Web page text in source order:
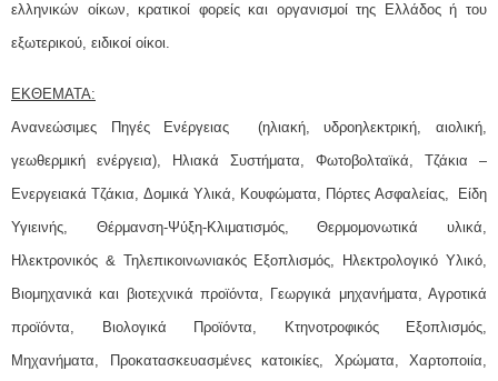
ελληνικών οίκων, κρατικοί φορείς και οργανισμοί της Ελλάδος ή του
εξωτερικού, ειδικοί οίκοι.
ΕΚΘΕΜΑΤΑ:
Ανανεώσιμες Πηγές Ενέργειας (ηλιακή, υδροηλεκτρική, αιολική,
γεωθερμική ενέργεια), Ηλιακά Συστήματα, Φωτοβολταϊκά, Τζάκια –
Ενεργειακά Τζάκια, Δομικά Υλικά, Κουφώματα, Πόρτες Ασφαλείας, Eίδη
Υγιεινής, Θέρμανση-Ψύξη-Κλιματισμός, Θερμομονωτικά υλικά,
Ηλεκτρονικός & Τηλεπικοινωνιακός Εξοπλισμός, Ηλεκτρολογικό Υλικό,
Βιομηχανικά και βιοτεχνικά προϊόντα, Γεωργικά μηχανήματα, Αγροτικά
προϊόντα, Βιολογικά Προϊόντα, Κτηνοτροφικός Εξοπλισμός,
Μηχανήματα, Προκατασκευασμένες κατοικίες, Χρώματα, Χαρτοποιία,